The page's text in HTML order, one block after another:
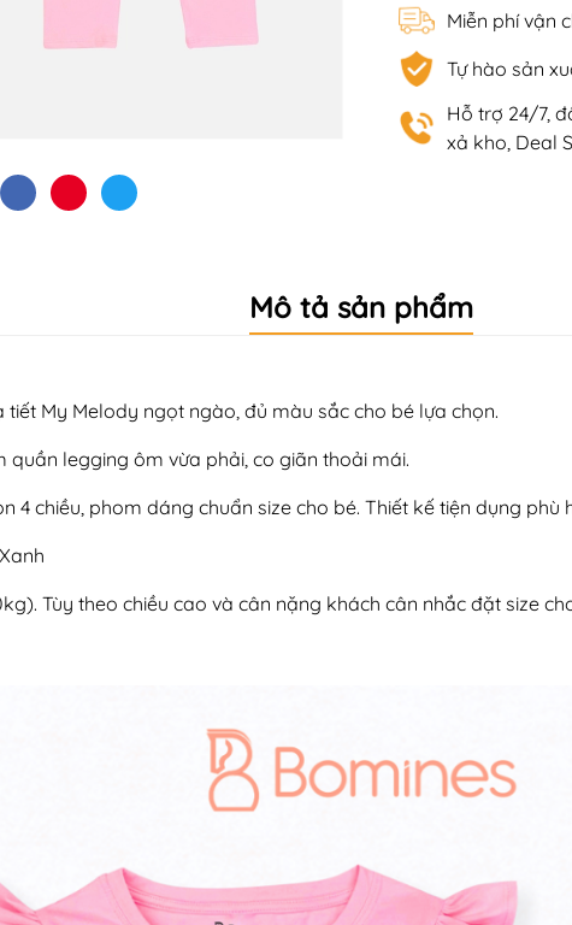
Miễn phí vận
Tự hào sản
Hỗ trợ 24/7,
xả kho, Deal
Mô tả sản phẩm
My Melody ngọt ngào, đủ màu sắc cho bé lựa chọn.
quần legging ôm vừa phải, co giãn thoải mái.
4 chiều, phom dáng chuẩn size cho bé. Thiết kế tiện dụng phù
Tùy theo chiều cao và cân nặng khách cân nhắc đặt size